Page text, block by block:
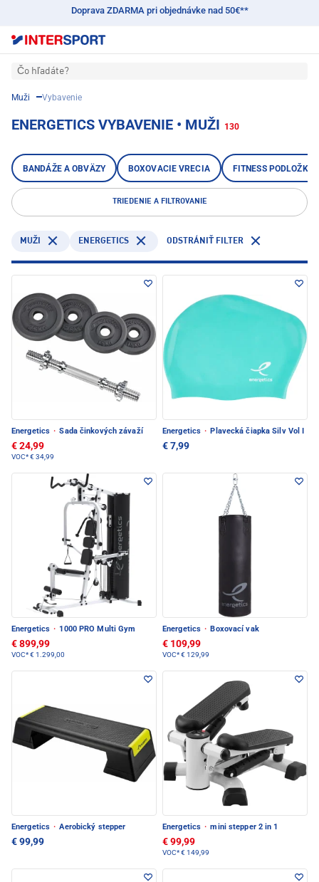
Doprava ZDARMA pri objednávke nad 50€**
Čo hľadáte?
Muži Vybavenie
ENERGETICS VYBAVENIE • MUŽI 130
BANDÁŽE A OBVÄZY BOXOVACIE VRECIA FITNESS PODLOŽKY
TRIEDENIE A FILTROVANIE
MUŽI ENERGETICS ODSTRÁNIŤ FILTER
Energetics · Sada činkových závaží
€ 24,99
VOC*€ 34,99
Energetics · Plavecká čiapka Silv Vol I
€ 7,99
Energetics · 1000 PRO Multi Gym
€ 899,99
VOC*€ 1.299,00
Energetics · Boxovací vak
€ 109,99
VOC*€ 129,99
Energetics · Aerobický stepper
€ 99,99
Energetics · mini stepper 2 in 1
€ 99,99
VOC*€ 149,99